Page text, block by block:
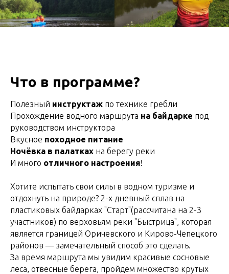
Что в программе?
Полезный инструктаж по технике гребли
Прохождение водного маршрута на байдарке под
руководством инструктора
Вкусное походное питание
Ночёвка в палатках на берегу реки
И много отличного настроения!
Хотите испытать свои силы в водном туризме и
отдохнуть на природе? 2-х дневный сплав на
пластиковых байдарках "Старт"(рассчитана на 2-3
участников) по верховьям реки "Быстрица", которая
является границей Оричевского и Кирово-Чепецкого
районов — замечательный способ это сделать.
За время маршрута мы увидим красивые сосновые
леса, отвесные берега, пройдем множество крутых